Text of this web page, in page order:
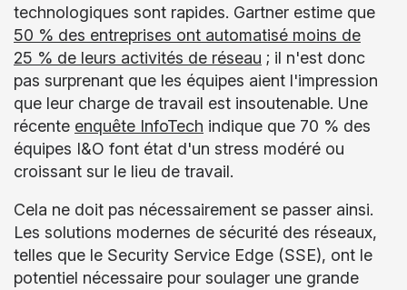
technologiques sont rapides. Gartner estime que
50 % des entreprises ont automatisé moins de
25 % de leurs activités de réseau ; il n'est donc
pas surprenant que les équipes aient l'impression
que leur charge de travail est insoutenable. Une
récente enquête InfoTech indique que 70 % des
équipes I&O font état d'un stress modéré ou
croissant sur le lieu de travail.
Cela ne doit pas nécessairement se passer ainsi.
Les solutions modernes de sécurité des réseaux,
telles que le Security Service Edge (SSE), ont le
potentiel nécessaire pour soulager une grande